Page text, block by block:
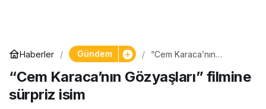
Haberler Gündem
“Cem Karaca’nın
sürpriz isim
“Cem Karaca’nın Gözyaşları” filmine
sürpriz isim